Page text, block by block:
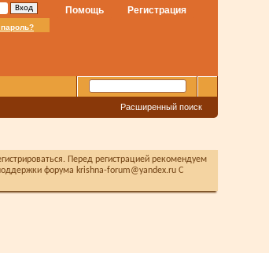
Регистрация
Помощь
Расширенный поиск
Перед регистрацией рекомендуем
форума krishna-forum@yandex.ru С